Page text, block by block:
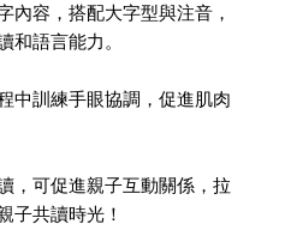
內容，搭配大字型與注音，
和語言能力。
中訓練手眼協調，促進肌肉
，可促進親子互動關係，拉
子共讀時光！